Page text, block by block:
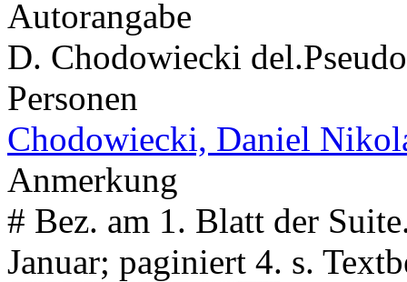
Autorangabe
D. Chodowiecki del.
Personen
Chodowiecki, Daniel
Anmerkung
# Bez. am 1. Blatt der
Januar; paginiert 4. s.